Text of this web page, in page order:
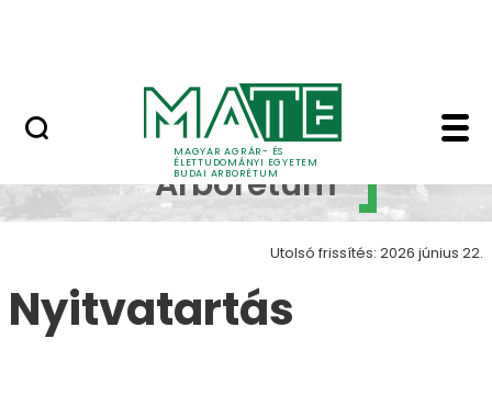
MAGYAR AGRÁR- ÉS
ÉLETTUDOMÁNYI EGYETEM
BUDAI ARBORÉTUM
Nyitvatartás - Budai
Budai
Arborétum
Utolsó frissítés: 2026 június 22.
Nyitvatartás